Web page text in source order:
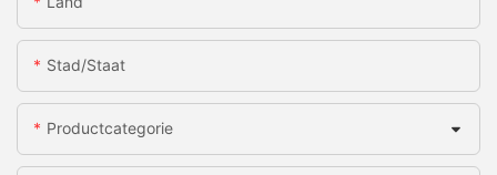
Stad/staat
Productcategorie